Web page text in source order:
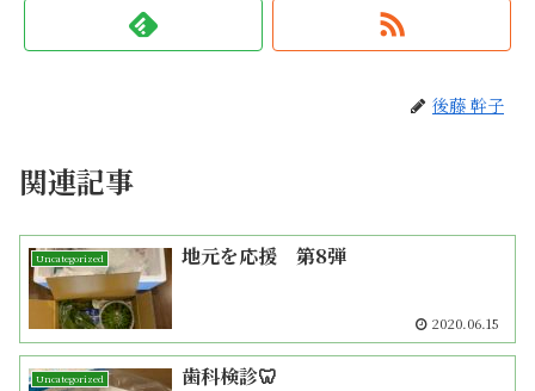
後藤 幹子
関連記事
Uncategorized 地元を応援 第8弾
2020.06.15
Uncategorized 歯科検診🦷